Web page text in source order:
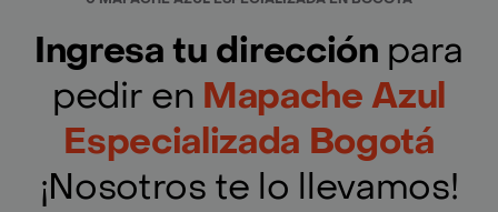
Ingresa tu dirección para
pedir en Mapache Azul
Especializada Bogotá
¡Nosotros te lo llevamos!